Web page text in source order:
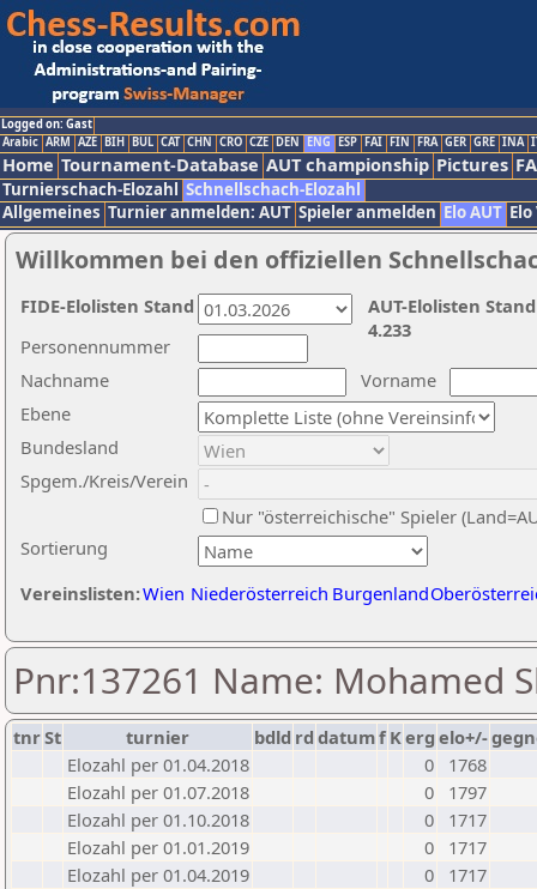
Logged on: Gast
Arabic ARM AZE BIH BUL CAT CHN CRO CZE DEN ENG ESP FAI FIN FRA GER GRE INA
Home Tournament-Database AUT championship Pictures
Turnierschach-Elozahl Schnellschach-Elozahl
Allgemeines Turnier anmelden: AUT Spieler anmelden Elo AUT
Willkommen bei den offiziellen
Nachname
Vorname
Ebene
Sortierung
Personennummer
Bundesland
Spgem./Kreis/Verein
Nur "österreichische" Spieler
Vereinslisten:Wien Niederösterreich Burgenland
AUT-Elolisten
4.233
FIDE-Elolisten Stand
Pnr:137261 Name: Mohamed
tnrSt turnier bdld rd datumf Kerg elo+/-
Elozahl per 01.04.2018
0
1768
Elozahl per 01.07.2018
0
1797
Elozahl per 01.10.2018
0
1717
Elozahl per 01.01.2019
0
1717
Elozahl per 01.04.2019
0
1717